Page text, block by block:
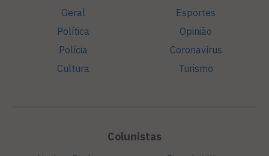
Geral
Política
Polícia
Cultura
Esportes
Opinião
Coronavírus
Turismo
Colunistas